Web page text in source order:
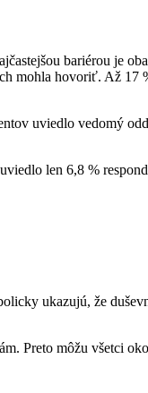
bariérou je
mohla hovoriť. Až 17
uviedlo vedomý
len 6,8 %
ukazujú, že
Preto môžu všetci